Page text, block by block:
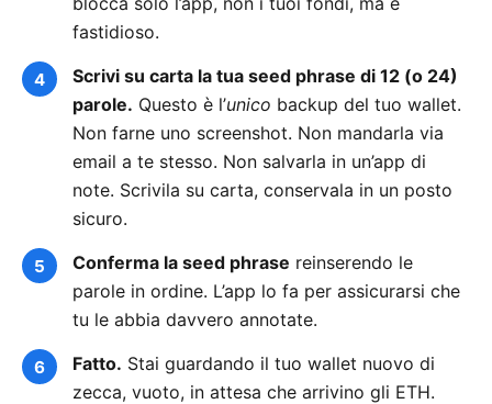
fastidioso.
Scrivi su carta la tua seed phrase di 12 (o 24)
parole. Questo è l’unico backup del tuo wallet.
Non farne uno screenshot. Non mandarla via
email a te stesso. Non salvarla in un’app di
note. Scrivila su carta, conservala in un posto
sicuro.
Conferma la seed phrase reinserendo le
parole in ordine. L’app lo fa per assicurarsi che
tu le abbia davvero annotate.
Fatto. Stai guardando il tuo wallet nuovo di
zecca, vuoto, in attesa che arrivino gli ETH.